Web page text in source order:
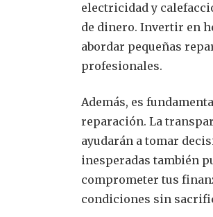
electricidad y
de dinero. Invertir en
abordar pequeñas
profesionales.
Además, es
reparación. La
ayudarán a tomar
inesperadas también
comprometer tus
condiciones sin